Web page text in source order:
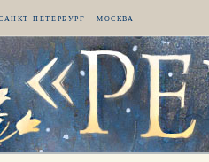
ПЕТЕРБУРГ – МОСКВА